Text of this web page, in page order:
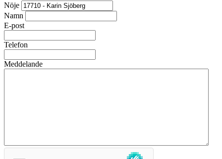
Nöje
Namn
E-post
Telefon
Meddelande